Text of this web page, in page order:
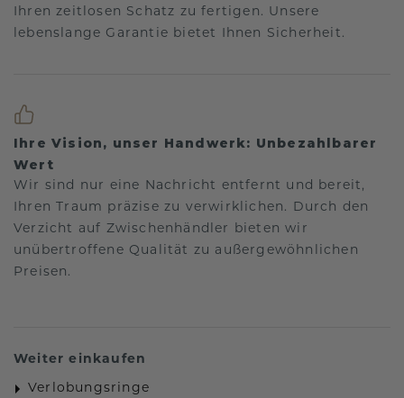
Ihren zeitlosen Schatz zu fertigen. Unsere
lebenslange Garantie bietet Ihnen Sicherheit.
Ihre Vision, unser Handwerk: Unbezahlbarer
Wert
Wir sind nur eine Nachricht entfernt und bereit,
Ihren Traum präzise zu verwirklichen. Durch den
Verzicht auf Zwischenhändler bieten wir
unübertroffene Qualität zu außergewöhnlichen
Preisen.
Weiter einkaufen
Verlobungsringe